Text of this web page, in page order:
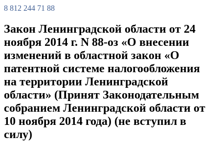
8 812 244 71 88
Закон Ленинградской области от 24
ноября 2014 г. N 88-оз «О внесении
изменений в областной закон «О
патентной системе налогообложения
на территории Ленинградской
области» (Принят Законодательным
собранием Ленинградской области от
10 ноября 2014 года) (не вступил в
силу)